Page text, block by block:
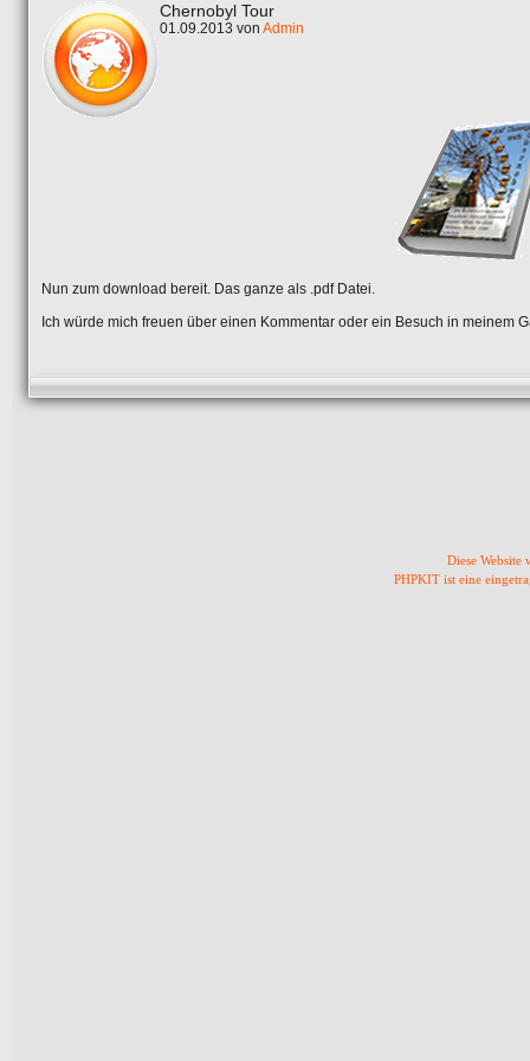
Chernobyl Tour
01.09.2013 von Admin
Nun zum download bereit. Das ganze als .pdf Datei.
Ich würde mich freuen über einen Kommentar oder ein Besuch in meinem
Diese Website
PHPKIT ist eine